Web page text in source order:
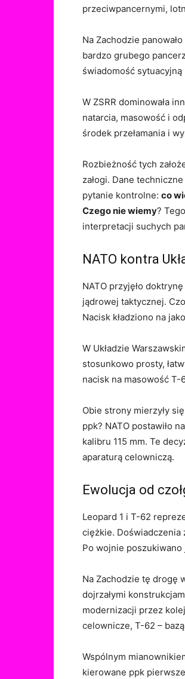
przeciwpancernymi,
Na Zachodzie
bardzo grubego
świadomość
W ZSRR dominowała
natarcia, masowość i
środek przełamania i
Rozbieżność tych
załogi. Dane
pytanie kontrolne: co
Czego nie wiemy?
interpretacji suchych
NATO kontra
NATO przyjęło
jądrowej taktycznej.
Nacisk kładziono na
W Układzie
stosunkowo prosty,
nacisk na masowość
Obie strony mierzyły
ppk? NATO postawiło
kalibru 115 mm. Te
aparaturą celowniczą.
Ewolucja od
Leopard 1 i T-62
ciężkie. Doświadczenia
Po wojnie poszukiwano
Na Zachodzie tę drogę
dojrzałymi
modernizacji przez
celownicze, T-62 –
Wspólnym
kierowane ppk